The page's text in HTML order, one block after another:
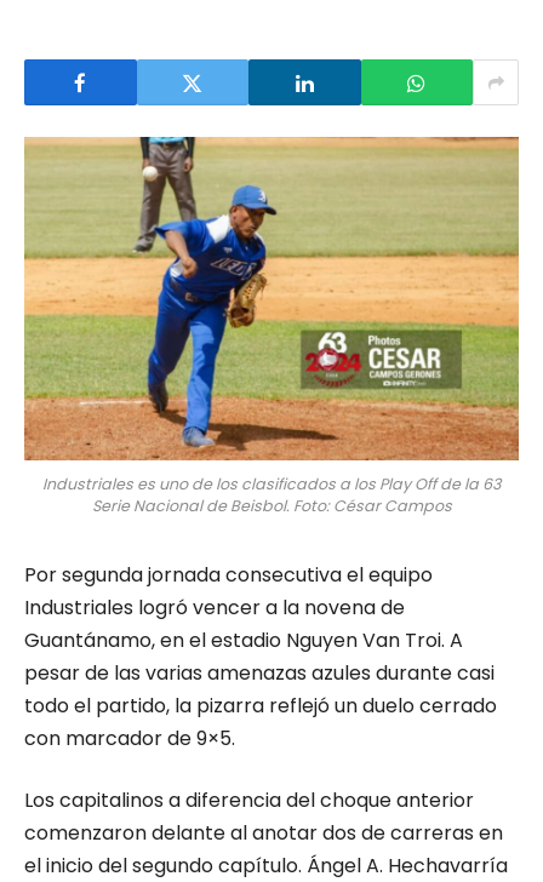
Industriales es uno de los clasificados a los Play Off de la 63
Serie Nacional de Beisbol. Foto: César Campos
Por segunda jornada consecutiva el equipo
Industriales logró vencer a la novena de
Guantánamo, en el estadio Nguyen Van Troi. A
pesar de las varias amenazas azules durante casi
todo el partido, la pizarra reflejó un duelo cerrado
con marcador de 9×5.
Los capitalinos a diferencia del choque anterior
comenzaron delante al anotar dos de carreras en
el inicio del segundo capítulo. Ángel A. Hechavarría